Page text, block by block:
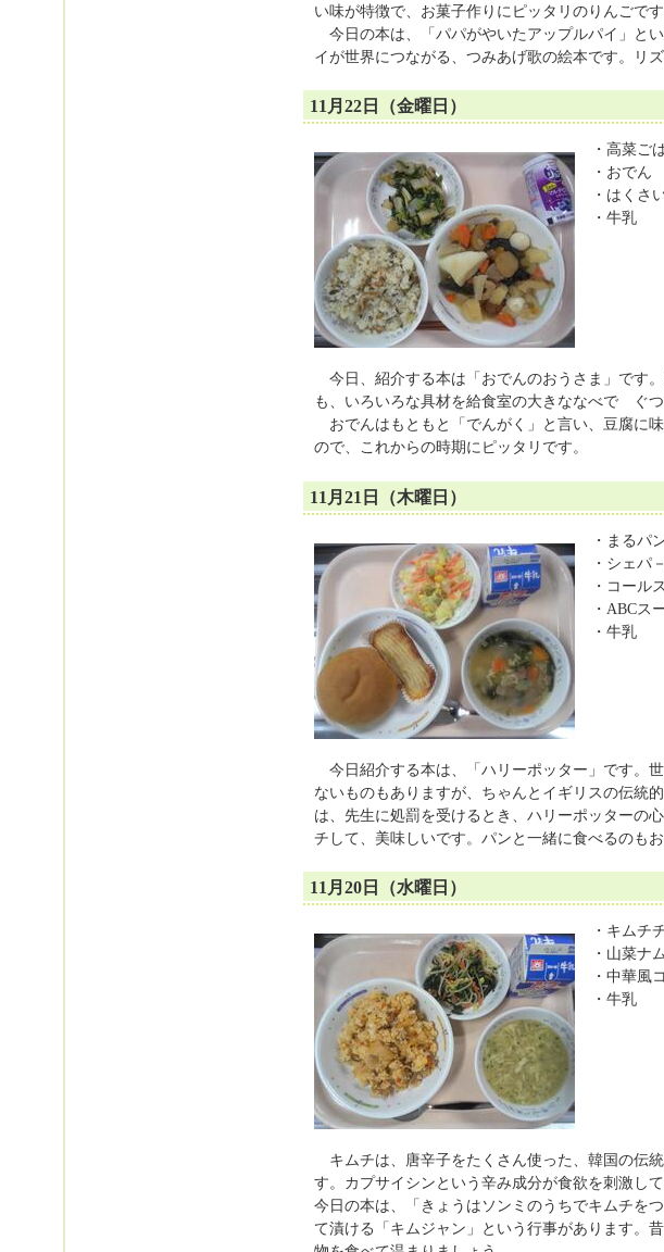
い味が特徴で、お菓子作りにピッタリのりんごで
今日の本は、「パパがやいたアップルパイ」と
イが世界につながる、つみあげ歌の絵本です。リ
11月22日（金曜日）
・高菜ご
・おでん
・はくさ
・牛乳
今日、紹介する本は「おでんのおうさま」です
も、いろいろな具材を給食室の大きななべで ぐ
おでんはもともと「でんがく」と言い、豆腐に
ので、これからの時期にピッタリです。
11月21日（木曜日）
・まるパ
・シェパ
・コール
・ABCス
・牛乳
今日紹介する本は、「ハリーポッター」です。
ないものもありますが、ちゃんとイギリスの伝統
は、先生に処罰を受けるとき、ハリーポッターの
チして、美味しいです。パンと一緒に食べるのもお
11月20日（水曜日）
・キムチ
・山菜ナ
・中華風
・牛乳
キムチは、唐辛子をたくさん使った、韓国の伝
す。カプサイシンという辛み成分が食欲を刺激し
今日の本は、「きょうはソンミのうちでキムチを
て漬ける「キムジャン」という行事があります。